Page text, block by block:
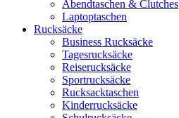
Abendtaschen & Clutches
Laptoptaschen
Rucksäcke
Business Rucksäcke
Tagesrucksäcke
Reiserucksäcke
Sportrucksäcke
Rucksacktaschen
Kinderrucksäcke